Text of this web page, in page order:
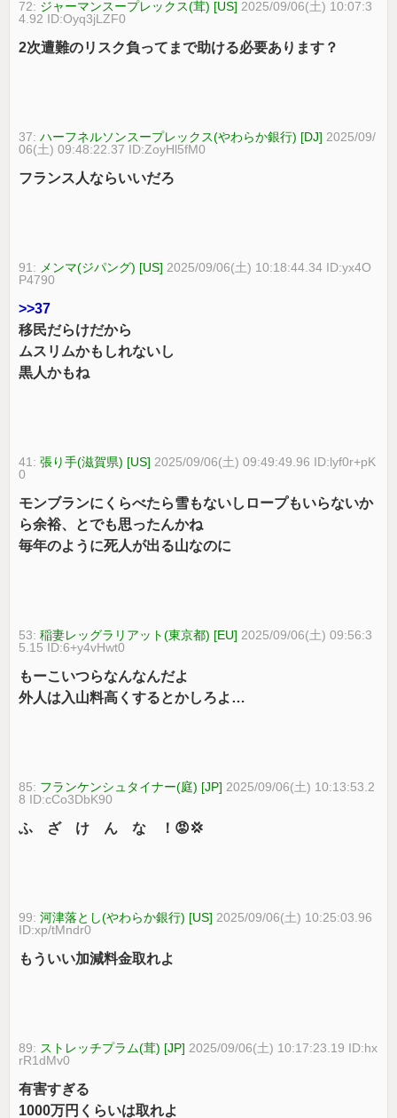
72: ジャーマンスープレックス(茸) [US] 2025/09/06(土) 10:07:3
4.92 ID:Oyq3jLZF0
2次遭難のリスク負ってまで助ける必要あります？
37:ハーフネルソンスープレックス(やわらか銀行) [DJ] 2025/09/
06(土) 09:48:22.37 ID:ZoyHl5fM0
フランス人ならいいだろ
91: メンマ(ジパング) [US] 2025/09/06(土) 10:18:44.34 ID:yx4O
P4790
>>37
移民だらけだから
ムスリムかもしれないし
黒人かもね
41:張り手(滋賀県) [US] 2025/09/06(土) 09:49:49.96 ID:lyf0r+pK
0
モンブランにくらべたら雪もないしロープもいらないか
ら余裕、とでも思ったんかね
毎年のように死人が出る山なのに
53:稲妻レッグラリアット(東京都) [EU] 2025/09/06(土) 09:56:3
5.15 ID:6+y4vHwt0
もーこいつらなんなんだよ
外人は入山料高くするとかしろよ…
85: フランケンシュタイナー(庭) [JP] 2025/09/06(土) 10:13:53.2
8 ID:cCo3DbK90
ふ ざ け ん な ！😡💢
99:河津落とし(やわらか銀行) [US] 2025/09/06(土) 10:25:03.96
ID:xp/tMndr0
もういい加減料金取れよ
89: ストレッチプラム(茸) [JP] 2025/09/06(土) 10:17:23.19 ID:hx
rR1dMv0
有害すぎる
1000万円くらいは取れよ